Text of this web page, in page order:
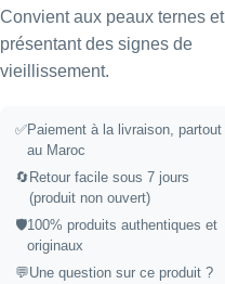
Convient aux peaux ternes et
présentant des signes de
vieillissement.
✅Paiement à la livraison, partout
au Maroc
🔄 Retour facile sous 7 jours
(produit non ouvert)
🛡️100% produits authentiques et
originaux
💬Une question sur ce produit ?